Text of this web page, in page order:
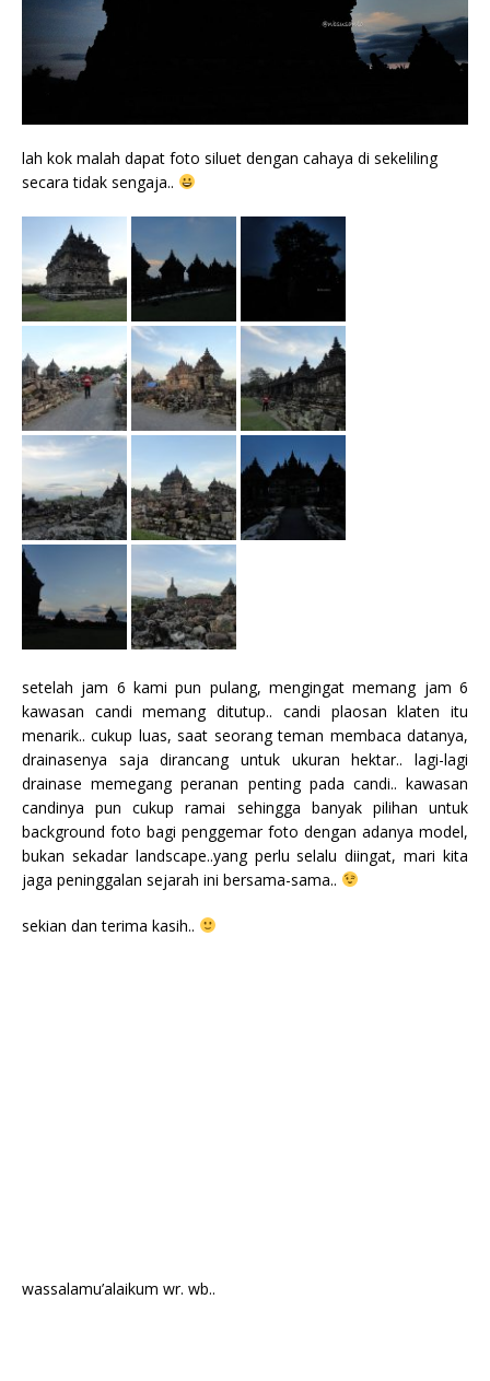
lah kok malah dapat foto siluet dengan cahaya di sekeliling
secara tidak sengaja..
setelah jam 6 kami pun pulang, mengingat memang jam 6
kawasan candi memang ditutup.. candi plaosan klaten itu
menarik.. cukup luas, saat seorang teman membaca datanya,
drainasenya saja dirancang untuk ukuran hektar.. lagi-lagi
drainase memegang peranan penting pada candi.. kawasan
candinya pun cukup ramai sehingga banyak pilihan untuk
background foto bagi penggemar foto dengan adanya model,
bukan sekadar landscape..yang perlu selalu diingat, mari kita
jaga peninggalan sejarah ini bersama-sama..
sekian dan terima kasih..
wassalamu’alaikum wr. wb..